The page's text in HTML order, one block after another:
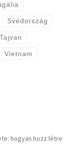
Svédország
Tajvan
Vietnam
hogyan hozz létre